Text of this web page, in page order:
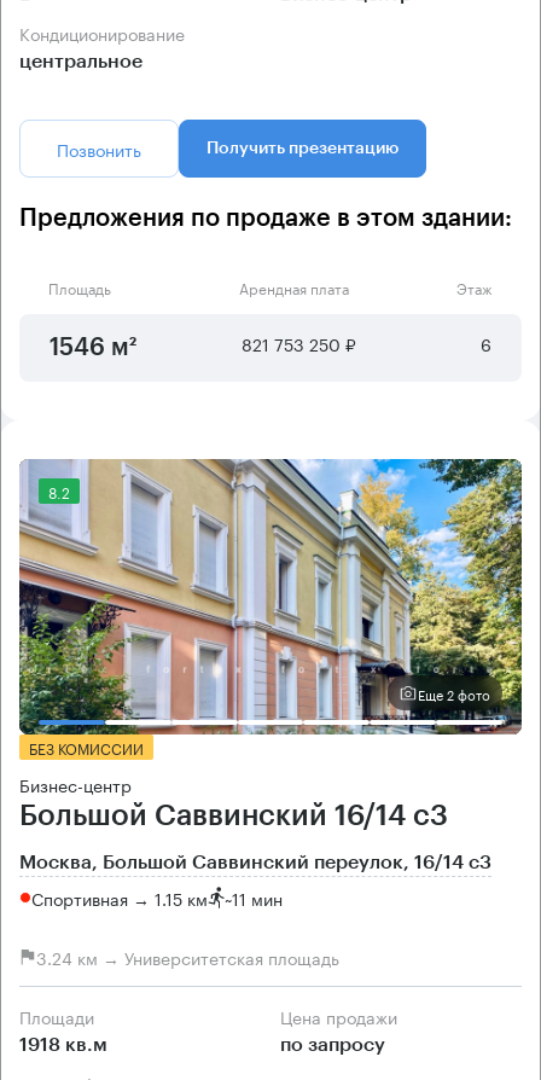
Кондиционирование
центральное
Позвонить Получить презентацию
Предложения по продаже в этом здании:
Площадь Арендная плата Этаж
1546 м² 821 753 250 ₽ 6
8.2
Еще 2 фото
БЕЗ КОМИССИИ
Бизнес-центр
Большой Саввинский 16/14 с3
Москва, Большой Саввинский переулок, 16/14 с3
Спортивная → 1.15 км ~11 мин
3.24 км → Университетская площадь
Площади
1918 кв.м
Цена продажи
по запросу